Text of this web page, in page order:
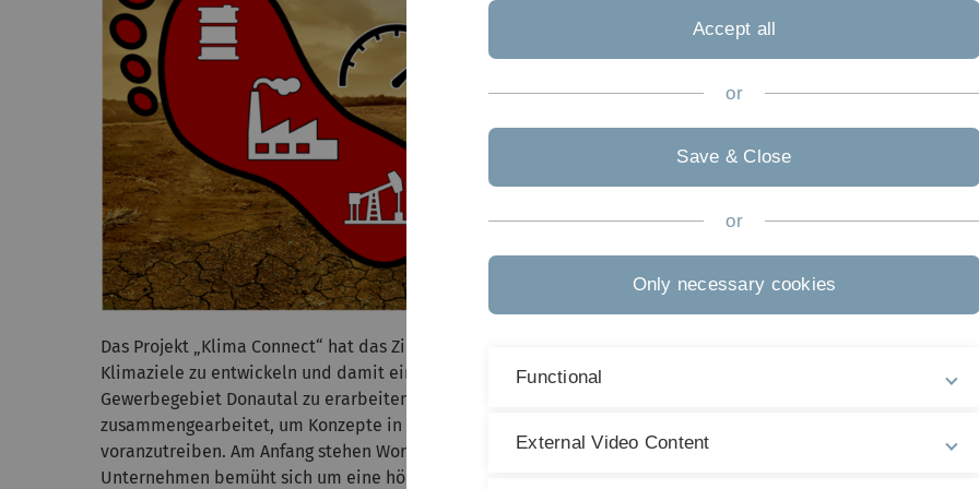
Das Projekt „Klima Connect“ hat das Ziel, ein Zukunftskonzept für zielführende Maßnahmen zur Erreichung der
Klimaziele zu entwickeln und damit eine Strategie für nachhaltiges Handeln und Klimaschutz im Industrie- und
Gewerbegebiet Donautal zu erarbeiten. Dazu wird ein Reallabor aufgebaut, sowie mit Beschäftigten und
zusammengearbeitet, um Konzepte in den Bereichen Energie, Wärme, Mobilität, Bildung und Infrastruktur
voranzutreiben. Am Anfang stehen Workshops mit der Initiative Donautal Connect: Dieser Zusammenschluss
Unternehmen bemüht sich um eine höhere Standortattraktivität und um gemeinsame Mobilitätslösungen. Das
Accept all
or
Save & Close
or
Only necessary cookies
Functional
External Video Content